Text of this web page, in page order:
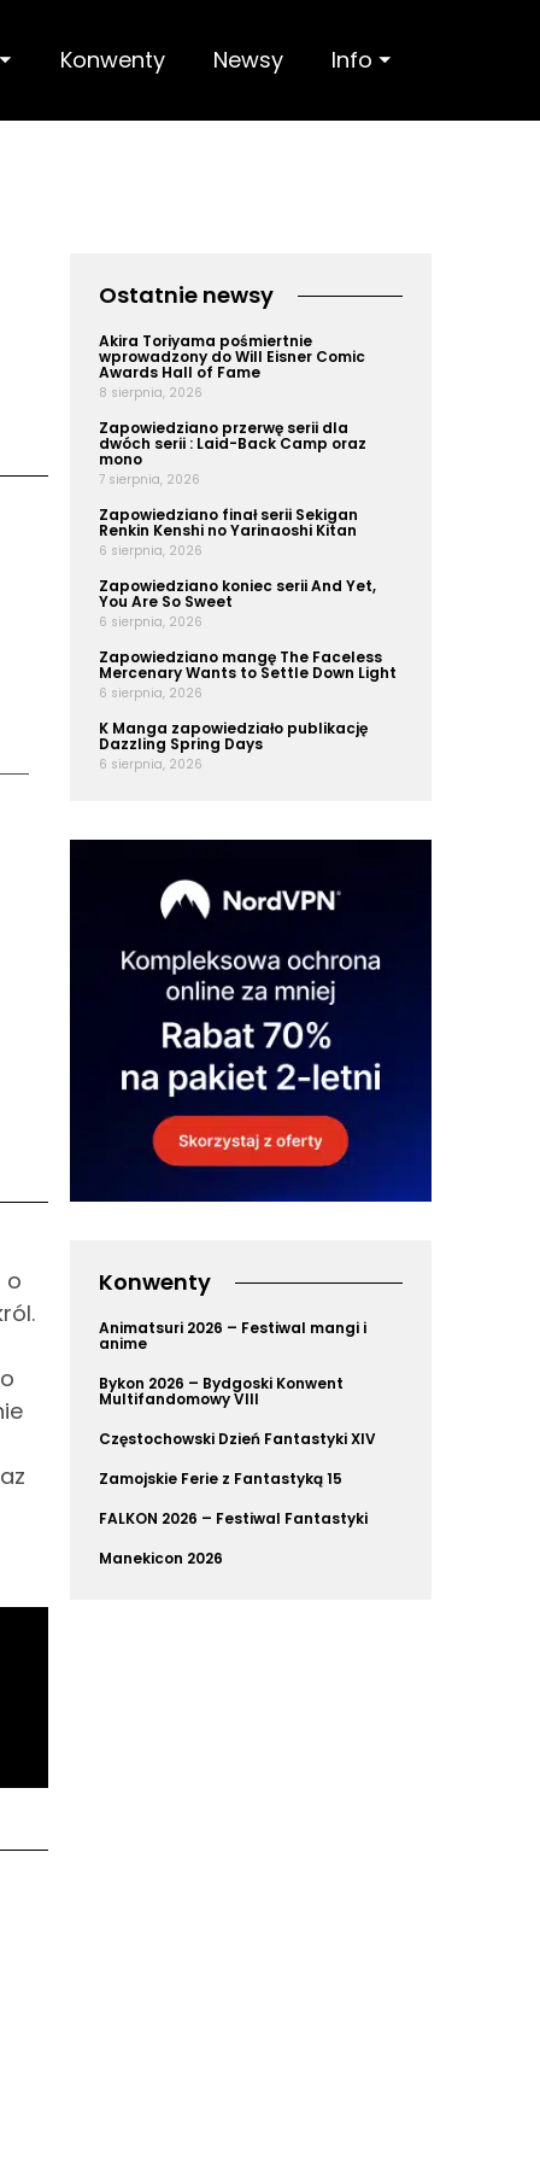
Konwenty Newsy Info ⏷
o
Ostatnie newsy
Akira Toriyama pośmiertnie
wprowadzony do Will Eisner Comic
Awards Hall of Fame
8 sierpnia, 2026
Zapowiedziano przerwę serii dla
dwóch serii : Laid-Back Camp oraz
mono
7 sierpnia, 2026
Zapowiedziano finał serii Sekigan
Renkin Kenshi no Yarinaoshi Kitan
6 sierpnia, 2026
Zapowiedziano koniec serii And Yet,
You Are So Sweet
6 sierpnia, 2026
Zapowiedziano mangę The Faceless
Mercenary Wants to Settle Down Light
6 sierpnia, 2026
K Manga zapowiedziało publikację
Dazzling Spring Days
6 sierpnia, 2026
Konwenty
Animatsuri 2026 – Festiwal mangi i
anime
Bykon 2026 – Bydgoski Konwent
Multifandomowy VIII
Częstochowski Dzień Fantastyki XIV
Zamojskie Ferie z Fantastyką 15
FALKON 2026 – Festiwal Fantastyki
Manekicon 2026